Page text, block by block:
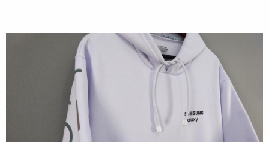
Produção de Evento
Suporte de Evento